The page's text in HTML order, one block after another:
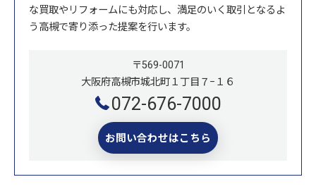
な買取やリフォームにも対応し、満足のいく取引となるよ
う高槻で寄り添った提案を行います。
〒569-0071
大阪府高槻市城北町１丁目７−１６
072-676-7000
お問い合わせはこちら